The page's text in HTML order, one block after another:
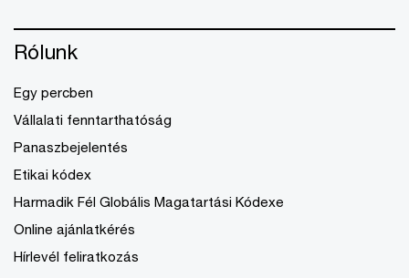
Rólunk
Egy percben
Vállalati fenntarthatóság
Panaszbejelentés
Etikai kódex
Harmadik Fél Globális Magatartási Kódexe
Online ajánlatkérés
Hírlevél feliratkozás